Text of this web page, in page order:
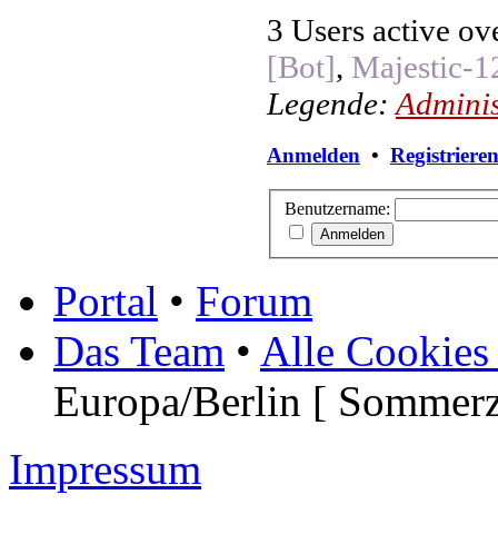
3 Users active
[Bot], Majestic-
Legende:
Anmelden • Registrieren
Benutzername:
Portal • Forum
Das Team • Alle Cookies
Europa/Berlin [
Impressum